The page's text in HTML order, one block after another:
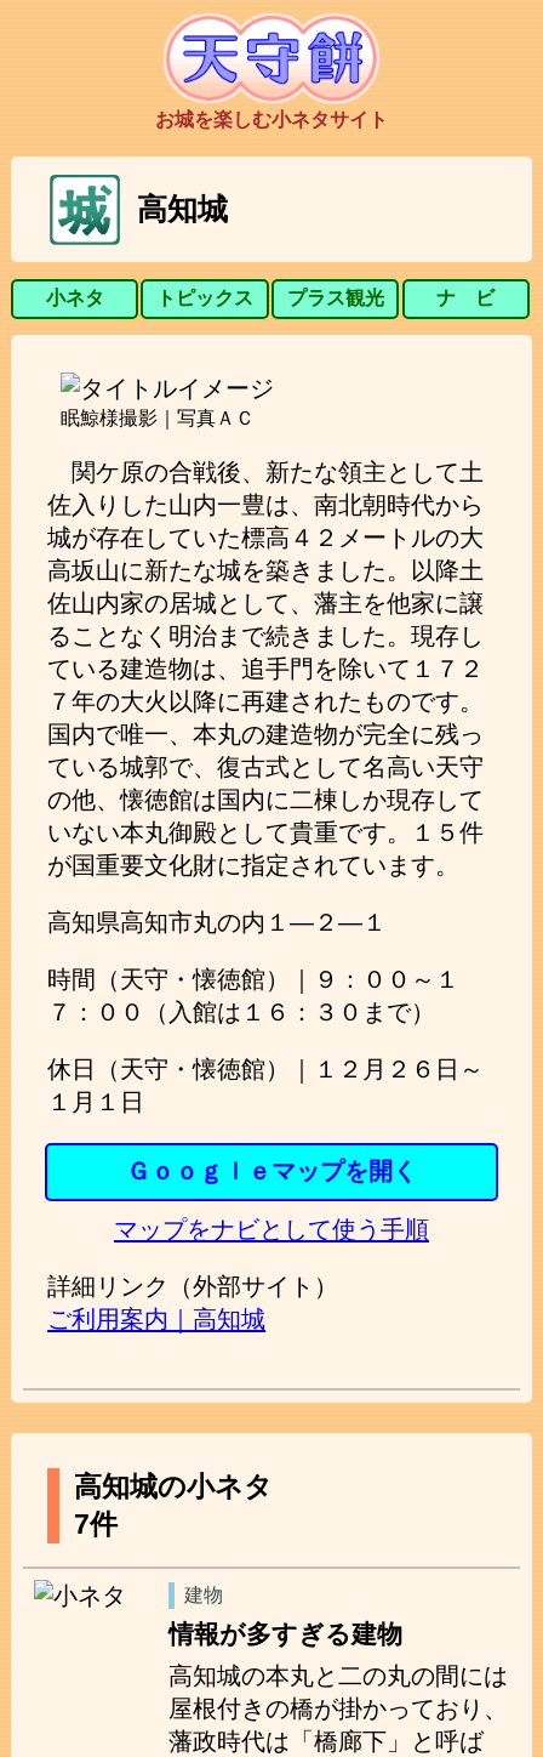
お城を楽しむ小ネタサイト
高知城
小ネタ トピックス プラス観光 ナ ビ
眠鯨様撮影｜写真ＡＣ
関ケ原の合戦後、新たな領主として土
佐入りした山内一豊は、南北朝時代から
城が存在していた標高４２メートルの大
高坂山に新たな城を築きました。以降土
佐山内家の居城として、藩主を他家に譲
ることなく明治まで続きました。現存し
ている建造物は、追手門を除いて１７２
７年の大火以降に再建されたものです。
国内で唯一、本丸の建造物が完全に残っ
ている城郭で、復古式として名高い天守
の他、懐徳館は国内に二棟しか現存して
いない本丸御殿として貴重です。１５件
が国重要文化財に指定されています。
高知県高知市丸の内１―２―１
時間（天守・懐徳館）｜９：００～１
７：００（入館は１６：３０まで）
休日（天守・懐徳館）｜１２月２６日～
１月１日
Ｇｏｏｇｌｅマップを開く
マップをナビとして使う手順
詳細リンク（外部サイト）
ご利用案内｜高知城
高知城の小ネタ
7件
建物
情報が多すぎる建物
高知城の本丸と二の丸の間には
屋根付きの橋が掛かっており、
藩政時代は「橋廊下」と呼ば